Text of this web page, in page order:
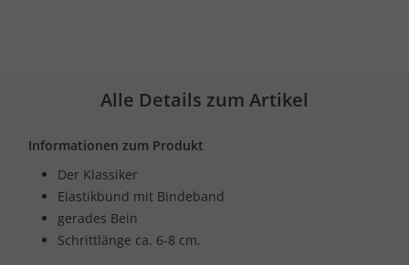
Alle Details zum Artikel
Informationen zum Produkt
Der Klassiker
Elastikbund mit Bindeband
gerades Bein
Schrittlänge ca. 6-8 cm.